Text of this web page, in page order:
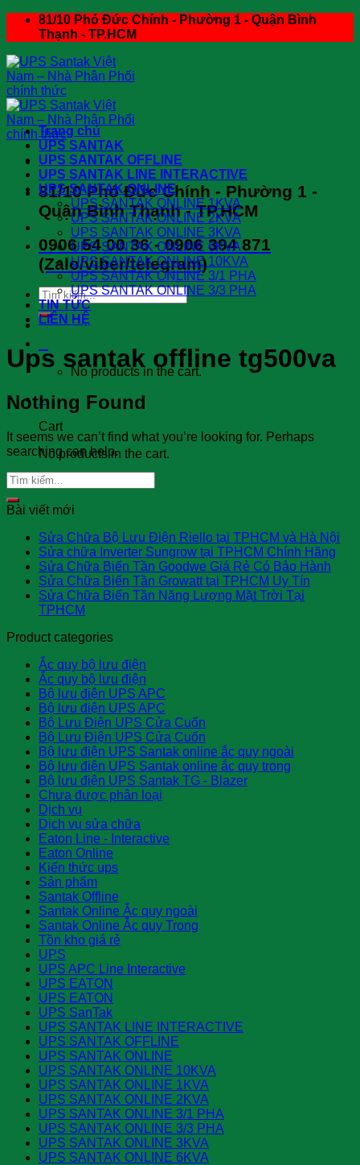
Skip
81/10 Phó Đức Chính - Phường 1 - Quận Bình
Thạnh - TP.HCM
81/10 Phó Đức Chính - Phường 1 -
Quận Bình Thạnh - TP.HCM
0906 54 00 36 - 0906 394 871
(Zalo/viber/telegram)
Search
for:
No products in the cart.
0
Cart
No products in the cart.
Trang chủ
UPS SANTAK
UPS SANTAK OFFLINE
UPS SANTAK LINE INTERACTIVE
UPS SANTAK ONLINE
UPS SANTAK ONLINE 1KVA
UPS SANTAK ONLINE 2KVA
UPS SANTAK ONLINE 3KVA
UPS SANTAK ONLINE 6KVA
UPS SANTAK ONLINE 10KVA
UPS SANTAK ONLINE 3/1 PHA
UPS SANTAK ONLINE 3/3 PHA
TIN TỨC
LIÊN HỆ
Ups santak offline tg500va
Nothing Found
It seems we can’t find what you’re looking for. Perhaps
searching can help.
Bài viết mới
Sửa Chữa Bộ Lưu Điện Riello tại TPHCM và Hà Nội
Sửa chữa Inverter Sungrow tại TPHCM Chính Hãng
Sửa Chữa Biến Tần Goodwe Giá Rẻ Có Bảo Hành
Sửa Chữa Biến Tần Growatt tại TPHCM Uy Tín
Sửa Chữa Biến Tần Năng Lượng Mặt Trời Tại
TPHCM
Product categories
Ắc quy bộ lưu điện
Ắc quy bộ lưu điện
Bộ lưu điện UPS APC
Bộ lưu điện UPS APC
Bộ Lưu Điện UPS Cửa Cuốn
Bộ Lưu Điện UPS Cửa Cuốn
Bộ lưu điện UPS Santak online ắc quy ngoài
Bộ lưu điện UPS Santak online ắc quy trong
Bộ lưu điện UPS Santak TG - Blazer
Chưa được phân loại
Dịch vụ
Dịch vụ sửa chữa
Eaton Line - Interactive
Eaton Online
Kiến thức ups
Sản phẩm
Santak Offline
Santak Online Ắc quy ngoài
Santak Online Ắc quy Trong
Tồn kho giá rẻ
UPS
UPS APC Line Interactive
UPS EATON
UPS EATON
UPS SanTak
UPS SANTAK LINE INTERACTIVE
UPS SANTAK OFFLINE
UPS SANTAK ONLINE
UPS SANTAK ONLINE 10KVA
UPS SANTAK ONLINE 1KVA
UPS SANTAK ONLINE 2KVA
UPS SANTAK ONLINE 3/1 PHA
UPS SANTAK ONLINE 3/3 PHA
UPS SANTAK ONLINE 3KVA
UPS SANTAK ONLINE 6KVA